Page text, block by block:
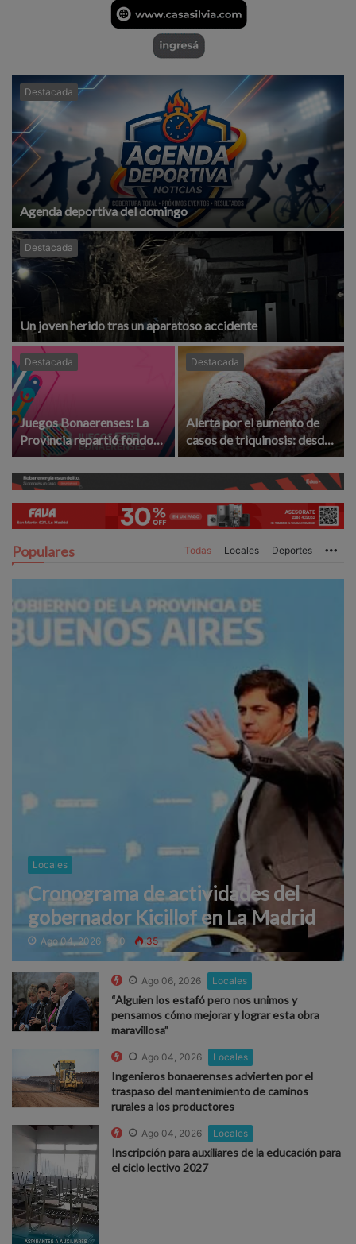
Destacada
Agenda deportiva del domingo
Destacada
Un joven herido tras un aparatoso accidente
Destacada
Juegos Bonaerenses: La
Provincia repartió fondos
para la etapa local ¿La
Madrid ganó o perdió?
Destacada
Alerta por el aumento de
casos de triquinosis: desde
la UCR le exigen
"controles" a provincia
Populares Todas Locales Deportes
Locales
Cronograma de actividades del
gobernador Kicillof en La Madrid
Ago 04, 2026 0 35
Ago 06, 2026 Locales
“Alguien los estafó pero nos unimos y
pensamos cómo mejorar y lograr esta obra
maravillosa”
Ago 04, 2026 Locales
Ingenieros bonaerenses advierten por el
traspaso del mantenimiento de caminos
rurales a los productores
Ago 04, 2026 Locales
Inscripción para auxiliares de la educación para
el ciclo lectivo 2027